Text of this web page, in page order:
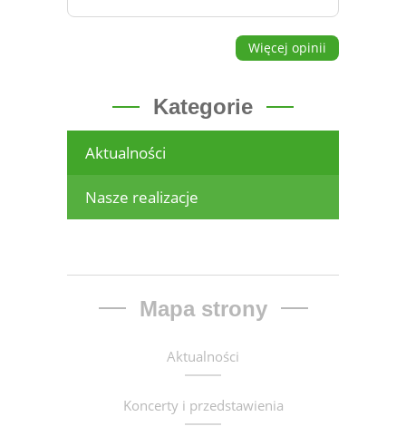
Więcej opinii
Kategorie
Aktualności
Nasze realizacje
Mapa strony
Aktualności
Koncerty i przedstawienia